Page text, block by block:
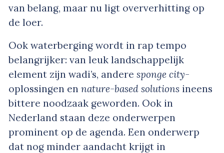
van belang, maar nu ligt oververhitting op
de loer.
Ook waterberging wordt in rap tempo
belangrijker: van leuk landschappelijk
element zijn wadi’s, andere sponge city-
oplossingen en nature-based solutions ineens
bittere noodzaak geworden. Ook in
Nederland staan deze onderwerpen
prominent op de agenda. Een onderwerp
dat nog minder aandacht krijgt in